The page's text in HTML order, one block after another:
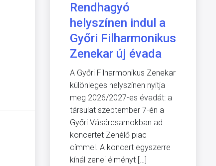
Rendhagyó
helyszínen indul a
Győri Filharmonikus
Zenekar új évada
A Győri Filharmonikus Zenekar
különleges helyszínen nyitja
meg 2026/2027-es évadát: a
társulat szeptember 7-én a
Győri Vásárcsarnokban ad
koncertet Zenélő piac
címmel. A koncert egyszerre
kínál zenei élményt […]